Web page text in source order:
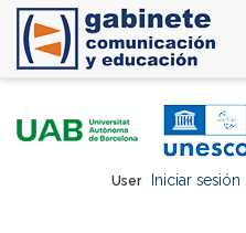
User Iniciar sesión